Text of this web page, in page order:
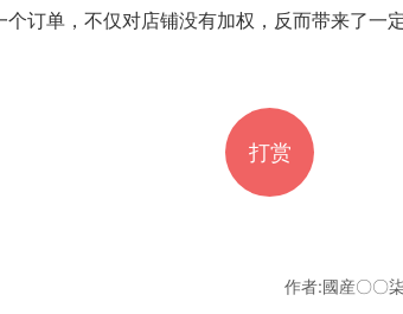
订单，不仅对店铺没有加权，反而带来了一
打赏
作者:國産〇〇